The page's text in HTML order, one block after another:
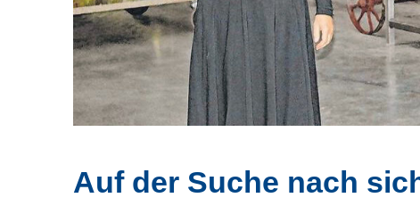
Auf der Suche nach